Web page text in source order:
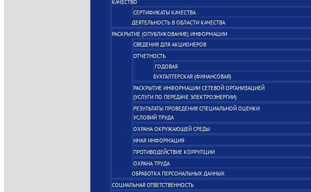
КАЧЕСТВО
СЕРТИФИКАТЫ КАЧЕСТВА
ДЕЯТЕЛЬНОСТЬ В ОБЛАСТИ КАЧЕСТВА
РАСКРЫТИЕ (ОПУБЛИКОВАНИЕ) ИНФОРМАЦИИ
СВЕДЕНИЯ ДЛЯ АКЦИОНЕРОВ
ОТЧЕТНОСТЬ
ГОДОВАЯ
БУХГАЛТЕРСКАЯ (ФИНАНСОВАЯ)
РАСКРЫТИЕ ИНФОРМАЦИИ СЕТЕВОЙ ОРГАНИЗАЦИЕЙ
(УСЛУГИ ПО ПЕРЕДАЧЕ ЭЛЕКТРОЭНЕРГИИ)
РЕЗУЛЬТАТЫ ПРОВЕДЕНИЯ СПЕЦИАЛЬНОЙ ОЦЕНКИ
УСЛОВИЙ ТРУДА
ОХРАНА ОКРУЖАЮЩЕЙ СРЕДЫ
ИНАЯ ИНФОРМАЦИЯ
ПРОТИВОДЕЙСТВИЕ КОРРУПЦИИ
ОХРАНА ТРУДА
ОБРАБОТКА ПЕРСОНАЛЬНЫХ ДАННЫХ
СОЦИАЛЬНАЯ ОТВЕТСТВЕННОСТЬ